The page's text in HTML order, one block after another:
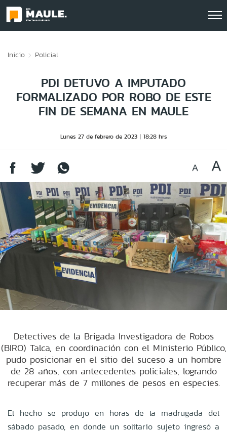
Inicio Policial
PDI DETUVO A IMPUTADO
FORMALIZADO POR ROBO DE ESTE
FIN DE SEMANA EN MAULE
Lunes 27 de febrero de 2023 18:28 hrs
Detectives de la Brigada Investigadora de Robos
(BIRO) Talca, en coordinación con el Ministerio Público,
pudo posicionar en el sitio del suceso a un hombre
de 28 años, con antecedentes policiales, logrando
recuperar más de 7 millones de pesos en especies.
El hecho se produjo en horas de la madrugada del
sábado pasado, en donde un solitario sujeto ingresó a